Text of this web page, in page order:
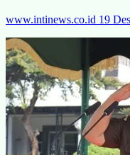
www.intinews.co.id 19